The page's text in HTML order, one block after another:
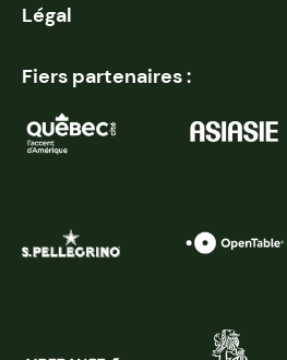
Légal
Fiers partenaires :